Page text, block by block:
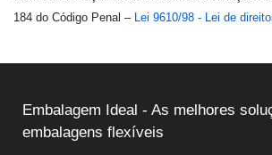
184 do Código Penal – Lei 9610/98 - Lei de
Embalagem Ideal - As melhores
embalagens flexíveis